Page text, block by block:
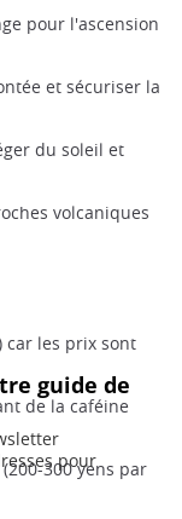
pour l'ascension
et sécuriser la
du soleil et
volcaniques
les prix sont
de la caféine
300 yens par